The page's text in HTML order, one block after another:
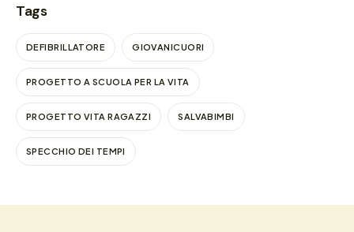
Tags
DEFIBRILLATORE GIOVANICUORI
PROGETTO A SCUOLA PER LA VITA
PROGETTO VITA RAGAZZI SALVABIMBI
SPECCHIO DEI TEMPI